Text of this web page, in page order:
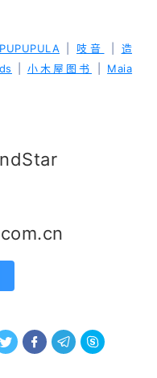
PUPUPULA 吱音
造
小木屋图书
Maia
   